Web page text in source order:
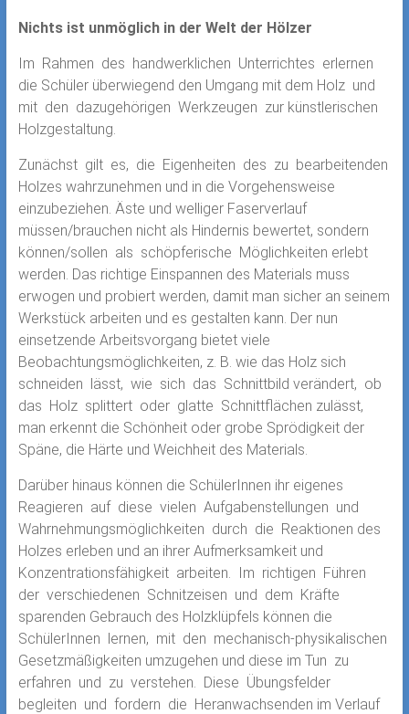
Nichts ist unmöglich in der Welt der Hölzer
Im Rahmen des handwerklichen Unterrichtes erlernen
die Schüler überwiegend den Umgang mit dem Holz und
mit den dazugehörigen Werkzeugen zur künstlerischen
Holzgestaltung.
Zunächst gilt es, die Eigenheiten des zu bearbeitenden
Holzes wahrzunehmen und in die Vorgehensweise
einzubeziehen. Äste und welliger Faserverlauf
müssen/brauchen nicht als Hindernis bewertet, sondern
können/sollen als schöpferische Möglichkeiten erlebt
werden. Das richtige Einspannen des Materials muss
erwogen und probiert werden, damit man sicher an seinem
Werkstück arbeiten und es gestalten kann. Der nun
einsetzende Arbeitsvorgang bietet viele
Beobachtungsmöglichkeiten, z. B. wie das Holz sich
schneiden lässt, wie sich das Schnittbild verändert, ob
das Holz splittert oder glatte Schnittflächen zulässt,
man erkennt die Schönheit oder grobe Sprödigkeit der
Späne, die Härte und Weichheit des Materials.
Darüber hinaus können die SchülerInnen ihr eigenes
Reagieren auf diese vielen Aufgabenstellungen und
Wahrnehmungsmöglichkeiten durch die Reaktionen des
Holzes erleben und an ihrer Aufmerksamkeit und
Konzentrationsfähigkeit arbeiten. Im richtigen Führen
der verschiedenen Schnitzeisen und dem Kräfte
sparenden Gebrauch des Holzklüpfels können die
SchülerInnen lernen, mit den mechanisch-physikalischen
Gesetzmäßigkeiten umzugehen und diese im Tun zu
erfahren und zu verstehen. Diese Übungsfelder
begleiten und fordern die Heranwachsenden im Verlauf